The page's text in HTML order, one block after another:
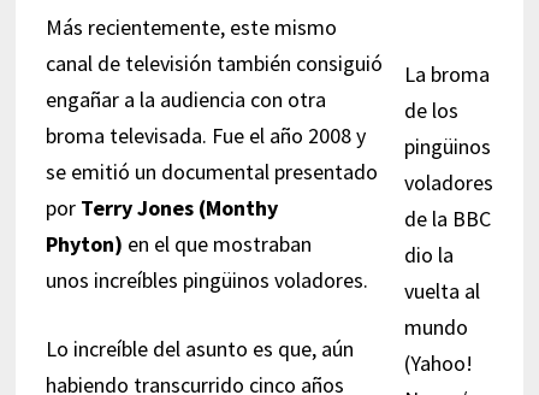
La broma
de los
pingüinos
voladores
de la BBC
dio la
vuelta al
mundo
(Yahoo!
Más recientemente, este mismo
canal de televisión también consiguió
engañar a la audiencia con otra
broma televisada. Fue el año 2008 y
se emitió un documental presentado
por Terry Jones (Monthy
Phyton) en el que mostraban
unos increíbles pingüinos voladores.
Lo increíble del asunto es que, aún
habiendo transcurrido cinco años